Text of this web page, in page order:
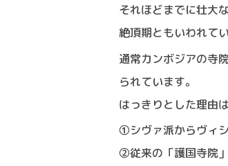
それほどまでに壮大
絶頂期ともいわれてい
通常カンボジアの寺
られています。
はっきりとした理由
①シヴァ派からヴィ
②従来の「護国寺院